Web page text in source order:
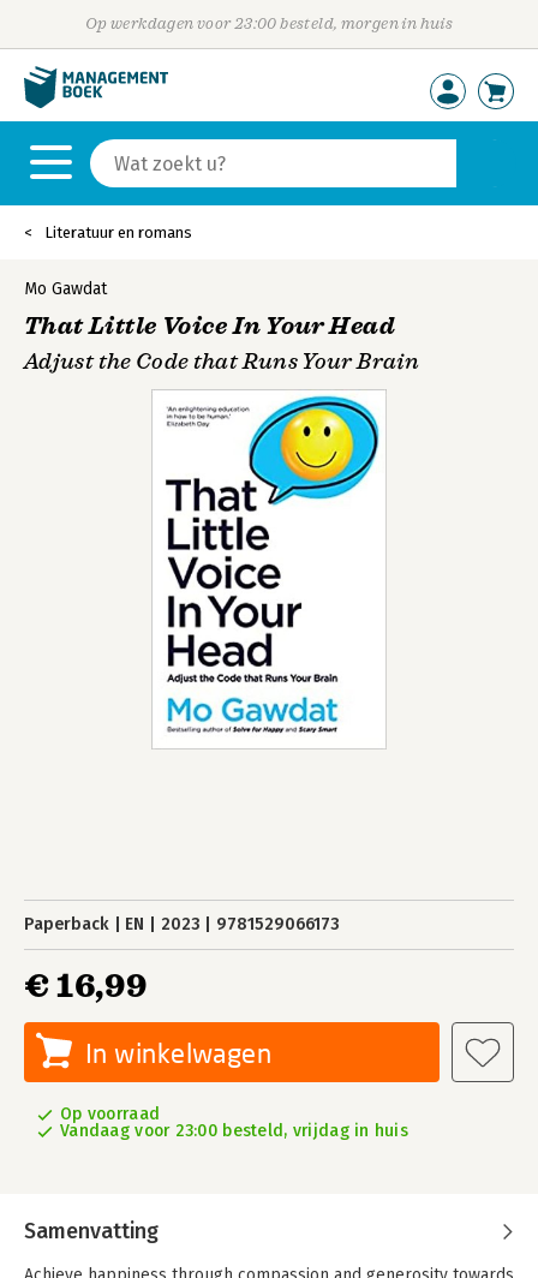
Op werkdagen voor 23:00 besteld, morgen in huis
Literatuur en romans
Mo Gawdat
That Little Voice In Your Head
Adjust the Code that Runs Your Brain
Paperback EN 2023 9781529066173
€ 16,99
In winkelwagen
Op voorraad
Vandaag voor 23:00 besteld, vrijdag in huis
Samenvatting